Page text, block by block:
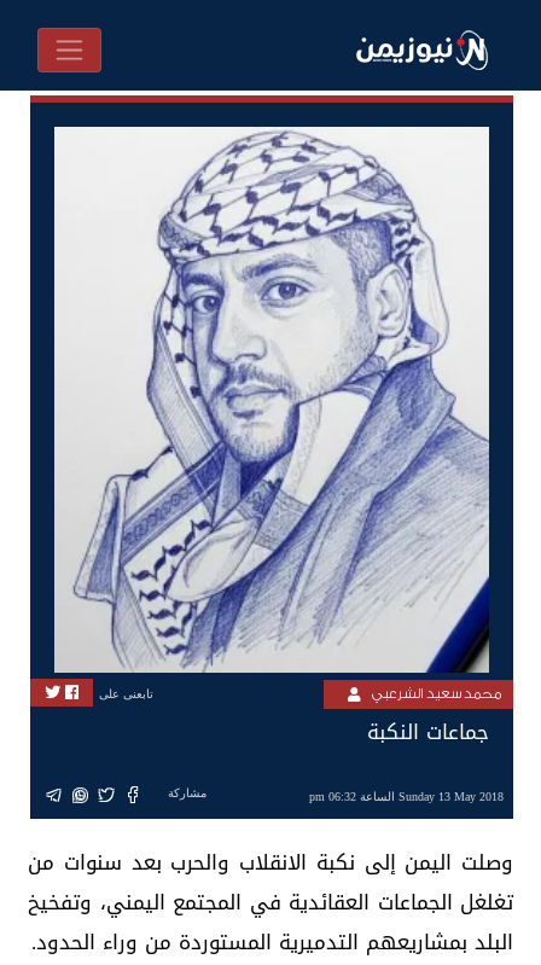
محمد سعيد الشرعبي تابعنى على
جماعات النكبة
Sunday 13 May 2018 الساعة 06:32 pm مشاركة
وصلت اليمن إلى نكبة الانقلاب والحرب بعد سنوات من
تغلغل الجماعات العقائدية في المجتمع اليمني، وتفخيخ
البلد بمشاريعهم التدميرية المستوردة من وراء الحدود.